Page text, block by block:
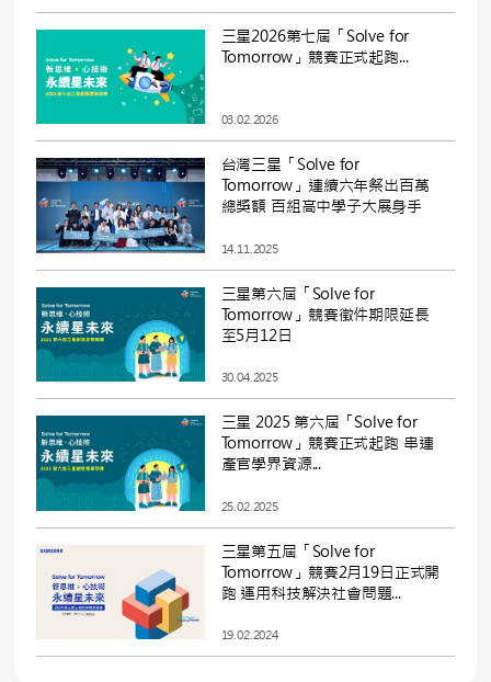
三星2026第七屆「Solve for
Tomorrow」競賽正式起跑...
03.02.2026
台灣三星「Solve for
Tomorrow」連續六年祭出百萬
總獎額 百組高中學子大展身手
14.11.2025
三星第六屆「Solve for
Tomorrow」競賽徵件期限延長
至5月12日
30.04.2025
三星 2025 第六屆「Solve for
Tomorrow」競賽正式起跑 串連
產官學界資源...
25.02.2025
三星第五屆「Solve for
Tomorrow」競賽2月19日正式開
跑 運用科技解決社會問題...
19.02.2024